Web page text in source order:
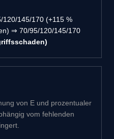
120/145/170 (+115 %
⇒ 70/95/120/145/170
von E und prozentualer
vom fehlenden